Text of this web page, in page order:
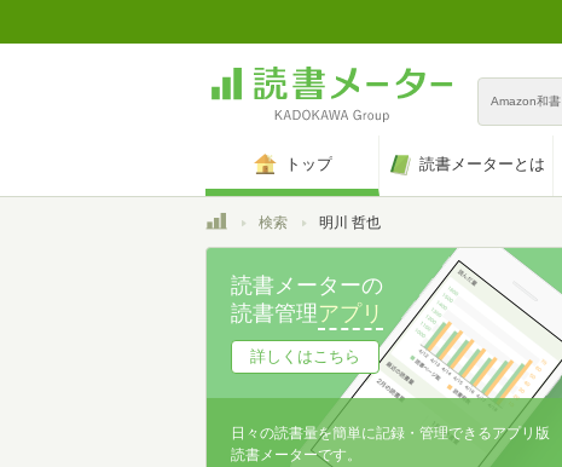
Amazon和書
トップ 読書メーターとは
トップ検索 明川 哲也
読書メーターの
読書管理アプリ
詳しくはこちら
日々の読書量を簡単に記録・管理できるアプリ版
読書メーターです。